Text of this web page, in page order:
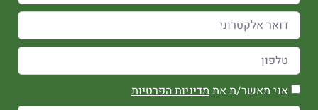
אני מאשר/ת את מדיניות הפרטיות